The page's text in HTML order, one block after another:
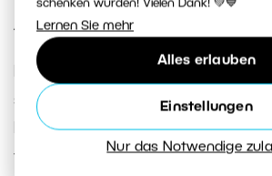
schenken würden! Vielen Dank! 💚💙
Lernen Sie mehr
Alles erlauben
Einstellungen
Nur das Notwendige
Achten Sie auf den
Ein störender Hintergrund kann
schönste Licht ruinieren. Ideal ist
Hintergrund dunkler oder im
tritt das Model in den